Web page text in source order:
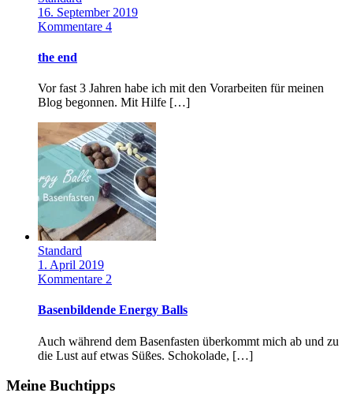
16. September 2019
Kommentare 4
the end
Vor fast 3 Jahren habe ich mit den Vorarbeiten für meinen
Blog begonnen. Mit Hilfe […]
Standard
1. April 2019
Kommentare 2
Basenbildende Energy Balls
Auch während dem Basenfasten überkommt mich ab und zu
die Lust auf etwas Süßes. Schokolade, […]
Meine Buchtipps